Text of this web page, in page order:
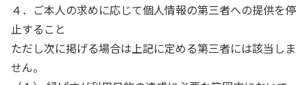
４．ご本人の求めに応じて個人情報の第三者への提供を停
止すること
ただし次に掲げる場合は上記に定める第三者には該当しま
せん。